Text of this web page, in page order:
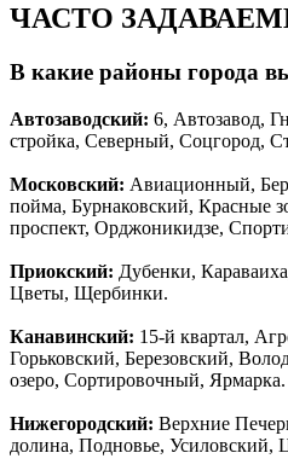
ЧАСТО
В какие районы города
Автозаводский: 6, Автозавод,
стройка, Северный, Соцгород,
Московский: Авиационный,
пойма, Бурнаковский, Красные
проспект, Орджоникидзе,
Приокский: Дубенки,
Цветы, Щербинки.
Канавинский: 15-й квартал,
Горьковский, Березовский,
озеро, Сортировочный, Ярмарка.
Нижегородский: Верхние
долина, Подновье, Усиловский,